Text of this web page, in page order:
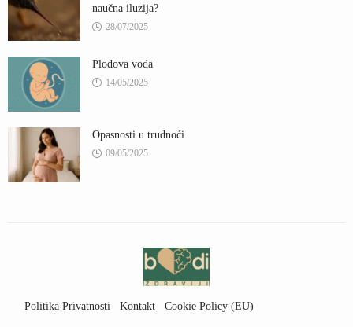
naučna iluzija?
28/07/2025
Plodova voda
14/05/2025
Opasnosti u trudnoći
09/05/2025
Politika Privatnosti Kontakt Cookie Policy (EU)